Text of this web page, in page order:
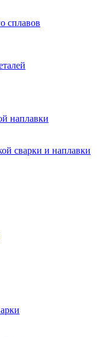
сплавов
наплавки
сварки и наплавки